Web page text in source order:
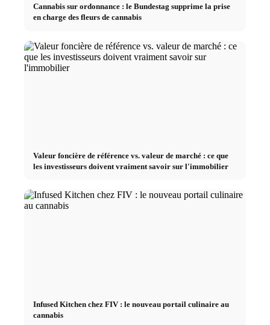
Cannabis sur ordonnance : le Bundestag supprime la prise
en charge des fleurs de cannabis
Valeur foncière de référence vs. valeur de marché : ce que
les investisseurs doivent vraiment savoir sur l'immobilier
Infused Kitchen chez FIV : le nouveau portail culinaire au
cannabis